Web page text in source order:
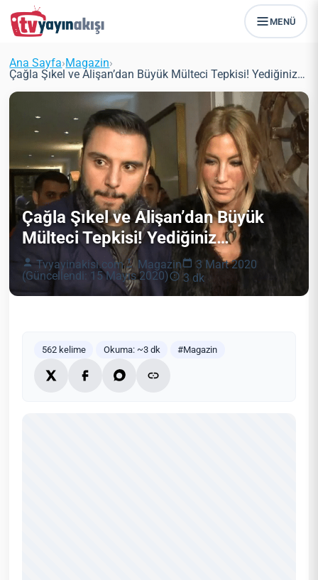
MENÜ
Ana Sayfa›Magazin›
Çağla Şıkel ve Alişan’dan Büyük Mülteci Tepkisi! Yediğiniz…
Çağla Şıkel ve Alişan’dan Büyük
Mülteci Tepkisi! Yediğiniz…
Tvyayinakisi.com Magazin
3 Mart 2020
(Güncellendi: 15 Mayıs 2020)
3 dk
562 kelime Okuma: ~3 dk #Magazin